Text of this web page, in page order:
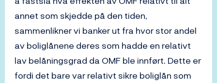
annet som skjedde på den tiden,
sammenlikner vi banker ut fra hvor stor andel
av boliglånene deres som hadde en relativt
lav belåningsgrad da OMF ble innført. Dette er
fordi det bare var relativt sikre boliglån som